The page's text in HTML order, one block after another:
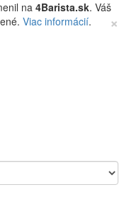
na 4Barista.sk. Váš
Viac informácií. ×